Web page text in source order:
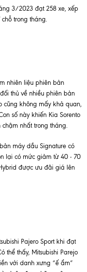
3/2023 đạt 258 xe, xếp
trong tháng.
nhiên liệu phiên bản
thủ về nhiều phiên bản
cũng không mấy khả quan,
số này khiến Kia Sorento
nhất trong tháng.
máy dầu Signature có
lại có mức giảm từ 40 - 70
được ưu đãi giá lên
Pajero Sport khi đạt
thể thấy, Mitsubishi Parejo
với danh xưng “ế ẩm”